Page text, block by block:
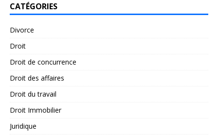
CATÉGORIES
Divorce
Droit
Droit de concurrence
Droit des affaires
Droit du travail
Droit Immobilier
Juridique